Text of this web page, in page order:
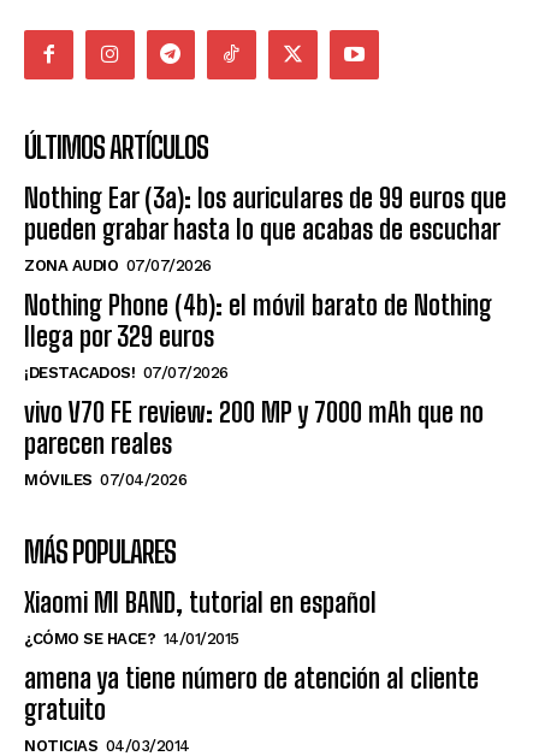
ÚLTIMOS ARTÍCULOS
Nothing Ear (3a): los auriculares de 99 euros que
pueden grabar hasta lo que acabas de escuchar
ZONA AUDIO 07/07/2026
Nothing Phone (4b): el móvil barato de Nothing
llega por 329 euros
¡DESTACADOS! 07/07/2026
vivo V70 FE review: 200 MP y 7000 mAh que no
parecen reales
MÓVILES 07/04/2026
MÁS POPULARES
Xiaomi MI BAND, tutorial en español
¿CÓMO SE HACE? 14/01/2015
amena ya tiene número de atención al cliente
gratuito
NOTICIAS 04/03/2014